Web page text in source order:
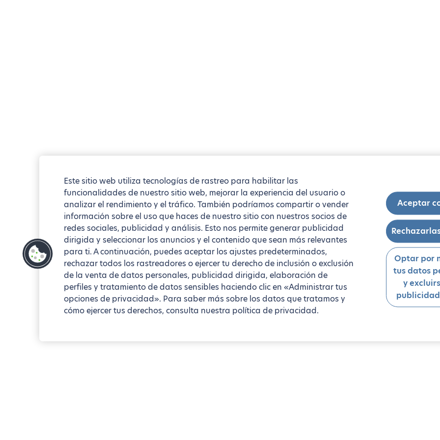
Este sitio web utiliza tecnologías de rastreo para habilitar las
funcionalidades de nuestro sitio web, mejorar la experiencia del usuario o
analizar el rendimiento y el tráfico. También podríamos compartir o vender
información sobre el uso que haces de nuestro sitio con nuestros socios de
redes sociales, publicidad y análisis. Esto nos permite generar publicidad
dirigida y seleccionar los anuncios y el contenido que sean más relevantes
para ti. A continuación, puedes aceptar los ajustes predeterminados,
rechazar todos los rastreadores o ejercer tu derecho de inclusión o exclusión
de la venta de datos personales, publicidad dirigida, elaboración de
perfiles y tratamiento de datos sensibles haciendo clic en «Administrar tus
opciones de privacidad». Para saber más sobre los datos que tratamos y
cómo ejercer tus derechos, consulta nuestra política de privacidad.
Aceptar
Optar por
tus datos
y